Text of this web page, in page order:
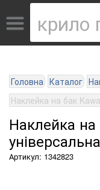
Головна Каталог
Наклейка на бак
Наклейка
Артикул: 1342823